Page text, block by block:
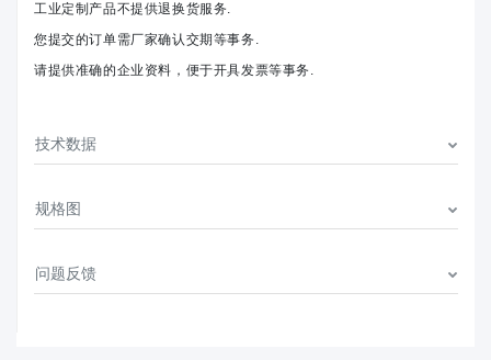
工业定制产品不提供退换货服务.
您提交的订单需厂家确认交期等事务.
请提供准确的企业资料，便于开具发票等事务.
技术数据
规格图
问题反馈